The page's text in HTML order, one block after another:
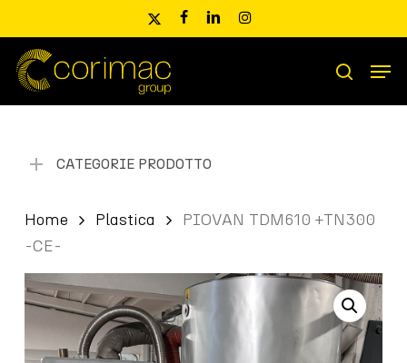
main
content
x-
facebooklinkedininstagram
Ricerca
prodotti
search
CATEGORIE PRODOTTO
Home Plastica
PIOVAN TDM610 +TN300
-CE-